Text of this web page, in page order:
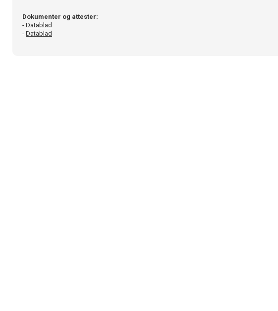
Dokumenter og attester:
- Datablad
- Datablad